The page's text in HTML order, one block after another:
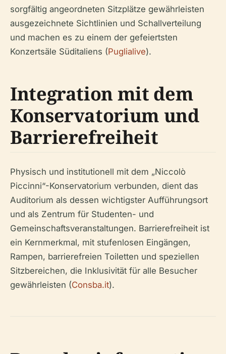
sorgfältig angeordneten Sitzplätze gewährleisten
ausgezeichnete Sichtlinien und Schallverteilung
und machen es zu einem der gefeiertsten
Konzertsäle Süditaliens (Puglialive).
Integration mit dem
Konservatorium und
Barrierefreiheit
Physisch und institutionell mit dem „Niccolò
Piccinni“-Konservatorium verbunden, dient das
Auditorium als dessen wichtigster Aufführungsort
und als Zentrum für Studenten- und
Gemeinschaftsveranstaltungen. Barrierefreiheit ist
ein Kernmerkmal, mit stufenlosen Eingängen,
Rampen, barrierefreien Toiletten und speziellen
Sitzbereichen, die Inklusivität für alle Besucher
gewährleisten (Consba.it).